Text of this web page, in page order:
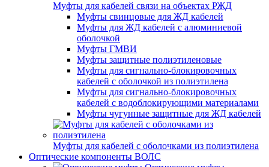
Муфты для кабелей связи на объектах РЖД
Муфты свинцовые для ЖД кабелей
Муфты для ЖД кабелей с алюминиевой
оболочкой
Муфты ГМВИ
Муфты защитные полиэтиленовые
Муфты для сигнально-блокировочных
кабелей с оболочкой из полиэтилена
Муфты для сигнально-блокировочных
кабелей с водоблокирующими материалами
Муфты чугунные защитные для ЖД кабелей
Муфты для кабелей с оболочками из полиэтилена
Оптические компоненты ВОЛС